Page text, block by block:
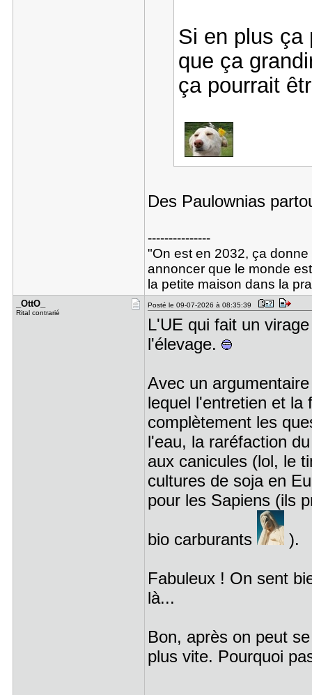
Si en plus ça
que ça
ça pourrait
Des Paulownias
---------------
"On est en 2032, ça
annoncer que le monde
la petite maison dans la
_OttO_
Rital contrarié
Posté le 09-07-2026 à 08:35:39
L'UE qui fait un
l'élevage.
Avec un
lequel l'entretien et la
complètement les
l'eau, la raréfaction
aux canicules (lol, le
cultures de soja en
pour les Sapiens (ils
bio carburants ).
Fabuleux ! On sent
là...
Bon, après on peut
plus vite. Pourquoi